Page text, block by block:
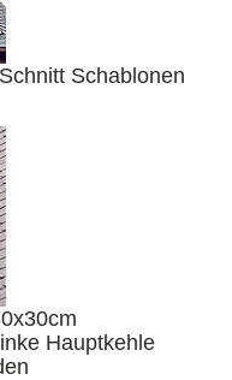
Schablonen
Hauptkehle